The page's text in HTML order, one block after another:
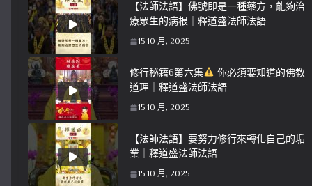
【法師法語】佛號即是一種藥方，能夠治
療眾生的病根｜釋道盛法師法語
15 10 月, 2025
修行秘籍6第六集
你必須要知道的佛教
道理｜釋道盛法師法語
15 10 月, 2025
【法師法語】要努力修行來轉化自己的垢
業｜釋道盛法師法語
15 10 月, 2025